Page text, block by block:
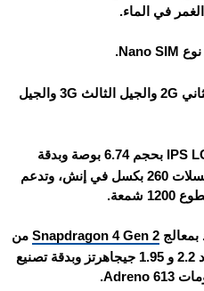
في الماء.
يدعم شبكات إتصالات الجيل الثاني 2G والجيل الثالث 3G والجيل
الهاتف يأتي بشاشة من نوع IPS LCD بحجم 6.74 بوصة وبدقة
720×1600 بكسل +HD وبكثافة بيكسلات 260 بكسل في إنش، وتدعم
شمعة.
بمعالج Snapdragon 4 Gen 2 من
كوالكوم، المعالج ثماني النواة بتردد 2.2 و 1.95 جيجاهرتز وبدقة تصنيع